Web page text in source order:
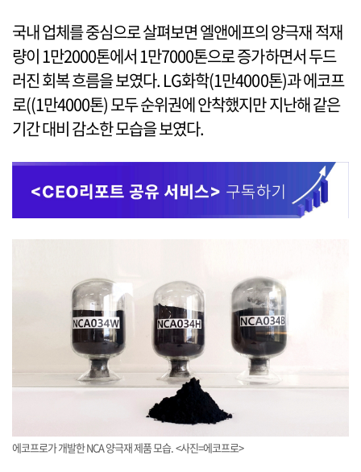
국내 업체를 중심으로 살펴보면 엘앤에프의 양극재 적재
량이 1만2000톤에서 1만7000톤으로 증가하면서 두드
러진 회복 흐름을 보였다. LG화학(1만4000톤)과 에코프
로((1만4000톤) 모두 순위권에 안착했지만 지난해 같은
기간 대비 감소한 모습을 보였다.
에코프로가 개발한 NCA 양극재 제품 모습. <사진=에코프로>